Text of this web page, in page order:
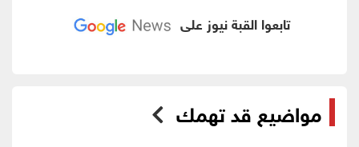
تابعوا القبة نيوز على
مواضيع قد تهمك